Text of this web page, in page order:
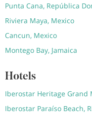
Punta Cana, República
Riviera Maya, Mexico
Cancun, Mexico
Montego Bay, Jamaica
Hotels
Iberostar Heritage Grand
Iberostar Paraíso Beach,